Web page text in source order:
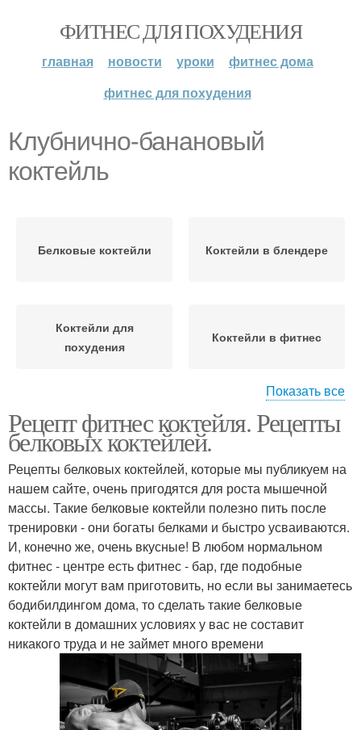
ФИТНЕС ДЛЯ ПОХУДЕНИЯ
главная новости уроки
фитнес дома
фитнес для похудения
Клубнично-банановый
коктейль
Белковые коктейли Коктейли в блендере
Коктейли для
похудения
Коктейли в фитнес
Белково-углеводный
коктейль
Коктейль перед
тренировкой
Белковый коктейль Углеводный коктейль
Протеиновый коктейль Коктейль с творогом
Коктейль для костей
Безалкогольные
коктейли
Показать все
Рецепт фитнес коктейля. Рецепты
белковых коктейлей.
Рецепты белковых коктейлей, которые мы публикуем на
нашем сайте, очень пригодятся для роста мышечной
массы. Такие белковые коктейли полезно пить после
тренировки - они богаты белками и быстро усваиваются.
И, конечно же, очень вкусные! В любом нормальном
фитнес - центре есть фитнес - бар, где подобные
коктейли могут вам приготовить, но если вы занимаетесь
бодибилдингом дома, то сделать такие белковые
коктейли в домашних условиях у вас не составит
никакого труда и не займет много времени